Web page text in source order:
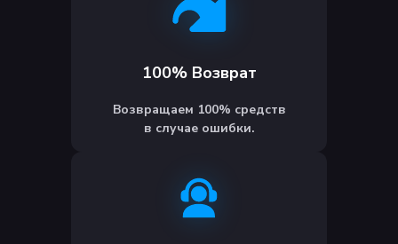
100% Возврат
Возвращаем 100% средств
в случае ошибки.